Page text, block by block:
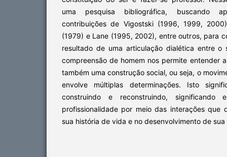
uma pesquisa bibliográfica, buscando
contribuições de Vigostski (1996, 1999,
(1979) e Lane (1995, 2002), entre outros, para
resultado de uma articulação dialética entre o
compreensão de homem nos permite entender
também uma construção social, ou seja, o
envolve múltiplas determinações. Isto
construindo e reconstruindo, significando
profissionalidade por meio das interações que
sua história de vida e no desenvolvimento de